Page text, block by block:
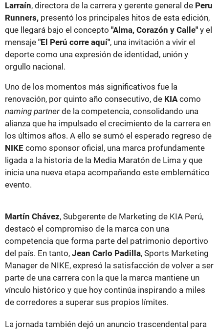
Larraín, directora de la carrera y gerente general de Peru
Runners, presentó los principales hitos de esta edición,
que llegará bajo el concepto "Alma, Corazón y Calle" y el
mensaje "El Perú corre aquí", una invitación a vivir el
deporte como una expresión de identidad, unión y
orgullo nacional.
Uno de los momentos más significativos fue la
renovación, por quinto año consecutivo, de KIAcomo
naming partner de la competencia, consolidando una
alianza que ha impulsado el crecimiento de la carrera en
los últimos años. A ello se sumó el esperado regreso de
NIKE como sponsor oficial, una marca profundamente
ligada a la historia de la Media Maratón de Lima y que
inicia una nueva etapa acompañando este emblemático
evento.
Martín Chávez, Subgerente de Marketing de KIA Perú,
destacó el compromiso de la marca con una
competencia que forma parte del patrimonio deportivo
del país. En tanto, Jean Carlo Padilla, Sports Marketing
Manager de NIKE, expresó la satisfacción de volver a ser
parte de una carrera con la que la marca mantiene un
vínculo histórico y que hoy continúa inspirando a miles
de corredores a superar sus propios límites.
La jornada también dejó un anuncio trascendental para